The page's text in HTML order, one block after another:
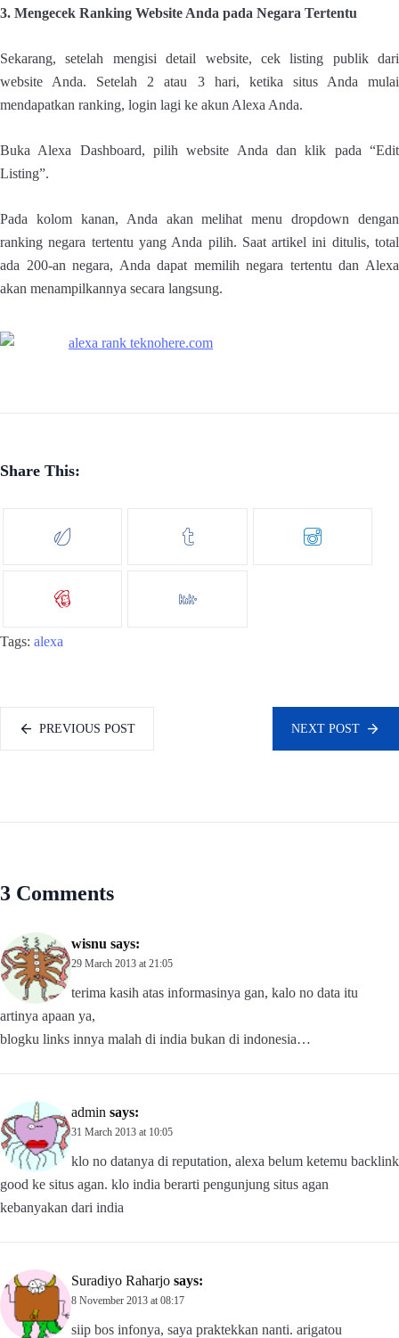
3. Mengecek Ranking Website Anda pada Negara Tertentu
Sekarang, setelah mengisi detail website, cek listing publik dari
website Anda. Setelah 2 atau 3 hari, ketika situs Anda mulai
mendapatkan ranking, login lagi ke akun Alexa Anda.
Buka Alexa Dashboard, pilih website Anda dan klik pada “Edit
Listing”.
Pada kolom kanan, Anda akan melihat menu dropdown dengan
ranking negara tertentu yang Anda pilih. Saat artikel ini ditulis, total
ada 200-an negara, Anda dapat memilih negara tertentu dan Alexa
akan menampilkannya secara langsung.
Share This:
Tags: alexa
PREVIOUS POST NEXT POST
3 Comments
wisnu says:
29 March 2013 at 21:05
terima kasih atas informasinya gan, kalo no data itu
artinya apaan ya,
blogku links innya malah di india bukan di indonesia…
admin says:
31 March 2013 at 10:05
klo no datanya di reputation, alexa belum ketemu backlink
good ke situs agan. klo india berarti pengunjung situs agan
kebanyakan dari india
Suradiyo Raharjo says:
8 November 2013 at 08:17
siip bos infonya, saya praktekkan nanti. arigatou